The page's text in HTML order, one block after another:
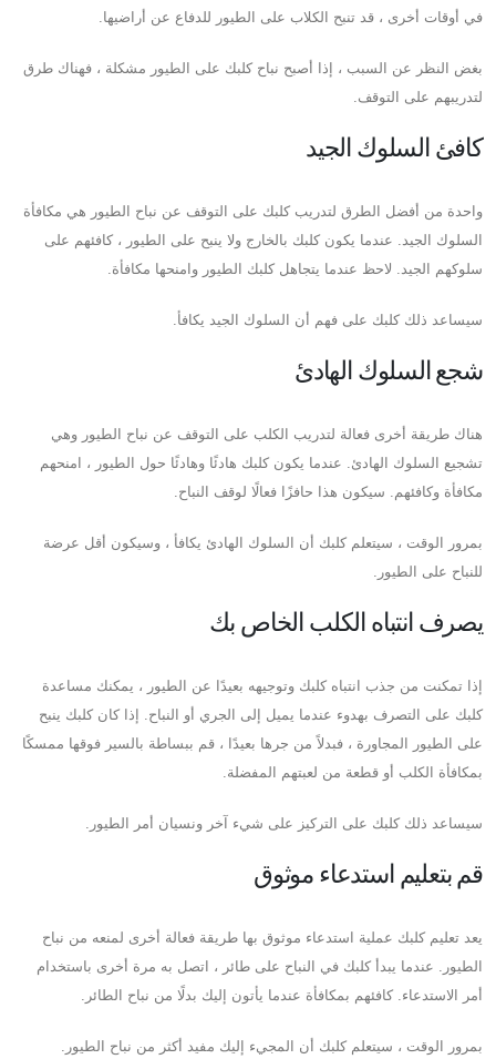
في أوقات أخرى ، قد تنبح الكلاب على الطيور للدفاع عن أراضيها.
بغض النظر عن السبب ، إذا أصبح نباح كلبك على الطيور مشكلة ، فهناك طرق
لتدريبهم على التوقف.
كافئ السلوك الجيد
واحدة من أفضل الطرق لتدريب كلبك على التوقف عن نباح الطيور هي مكافأة
السلوك الجيد. عندما يكون كلبك بالخارج ولا ينبح على الطيور ، كافئهم على
سلوكهم الجيد. لاحظ عندما يتجاهل كلبك الطيور وامنحها مكافأة.
سيساعد ذلك كلبك على فهم أن السلوك الجيد يكافأ.
شجع السلوك الهادئ
هناك طريقة أخرى فعالة لتدريب الكلب على التوقف عن نباح الطيور وهي
تشجيع السلوك الهادئ. عندما يكون كلبك هادئًا وهادئًا حول الطيور ، امنحهم
مكافأة وكافئهم. سيكون هذا حافزًا فعالًا لوقف النباح.
بمرور الوقت ، سيتعلم كلبك أن السلوك الهادئ يكافأ ، وسيكون أقل عرضة
للنباح على الطيور.
يصرف انتباه الكلب الخاص بك
إذا تمكنت من جذب انتباه كلبك وتوجيهه بعيدًا عن الطيور ، يمكنك مساعدة
كلبك على التصرف بهدوء عندما يميل إلى الجري أو النباح. إذا كان كلبك ينبح
على الطيور المجاورة ، فبدلاً من جرها بعيدًا ، قم ببساطة بالسير فوقها ممسكًا
بمكافأة الكلب أو قطعة من لعبتهم المفضلة.
سيساعد ذلك كلبك على التركيز على شيء آخر ونسيان أمر الطيور.
قم بتعليم استدعاء موثوق
يعد تعليم كلبك عملية استدعاء موثوق بها طريقة فعالة أخرى لمنعه من نباح
الطيور. عندما يبدأ كلبك في النباح على طائر ، اتصل به مرة أخرى باستخدام
أمر الاستدعاء. كافئهم بمكافأة عندما يأتون إليك بدلًا من نباح الطائر.
بمرور الوقت ، سيتعلم كلبك أن المجيء إليك مفيد أكثر من نباح الطيور.